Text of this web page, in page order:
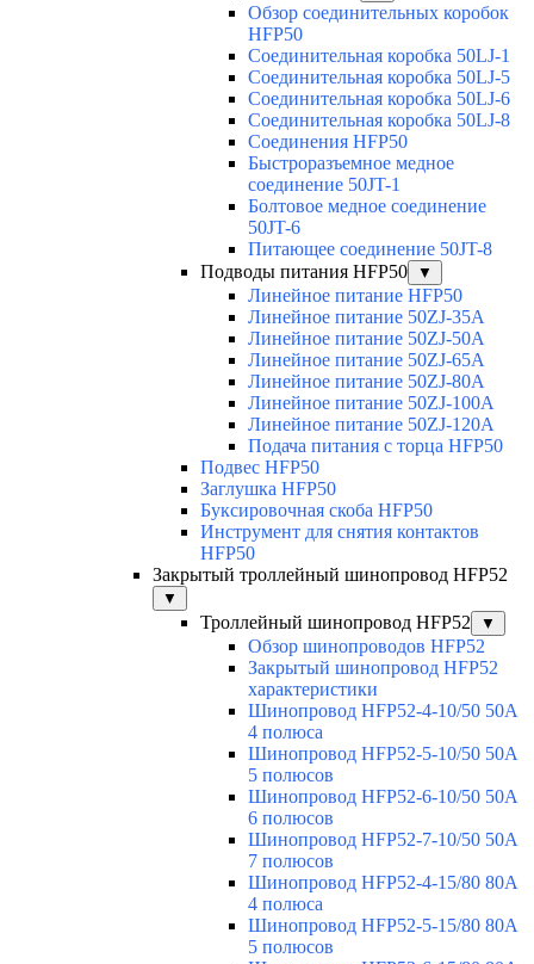
Обзор соединительных коробок
HFP50
Соединительная коробка 50LJ-1
Соединительная коробка 50LJ-5
Соединительная коробка 50LJ-6
Соединительная коробка 50LJ-8
Соединения HFP50
Быстроразъемное медное
соединение 50JT-1
Болтовое медное соединение
50JT-6
Питающее соединение 50JT-8
Подводы питания HFP50
▼
Линейное питание HFP50
Линейное питание 50ZJ-35A
Линейное питание 50ZJ-50A
Линейное питание 50ZJ-65A
Линейное питание 50ZJ-80A
Линейное питание 50ZJ-100A
Линейное питание 50ZJ-120A
Подача питания с торца HFP50
Подвес HFP50
Заглушка HFP50
Буксировочная скоба HFP50
Инструмент для снятия контактов
HFP50
Закрытый троллейный шинопровод HFP52
▼
Троллейный шинопровод HFP52 ▼
Обзор шинопроводов HFP52
Закрытый шинопровод HFP52
характеристики
Шинопровод HFP52-4-10/50 50A
4 полюса
Шинопровод HFP52-5-10/50 50А
5 полюсов
Шинопровод HFP52-6-10/50 50А
6 полюсов
Шинопровод HFP52-7-10/50 50А
7 полюсов
Шинопровод HFP52-4-15/80 80A
4 полюса
Шинопровод HFP52-5-15/80 80А
5 полюсов